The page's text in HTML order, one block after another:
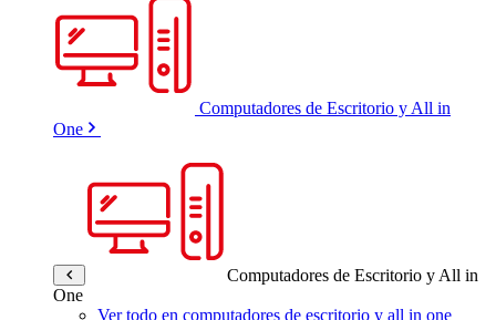
Computadores de Escritorio y All in
One
Computadores de Escritorio y All in
One
Ver todo en computadores de escritorio y all in one